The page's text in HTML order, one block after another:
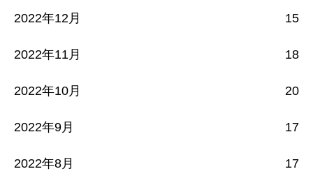
2022年12月 15
2022年11月 18
2022年10月 20
2022年9月 17
2022年8月 17